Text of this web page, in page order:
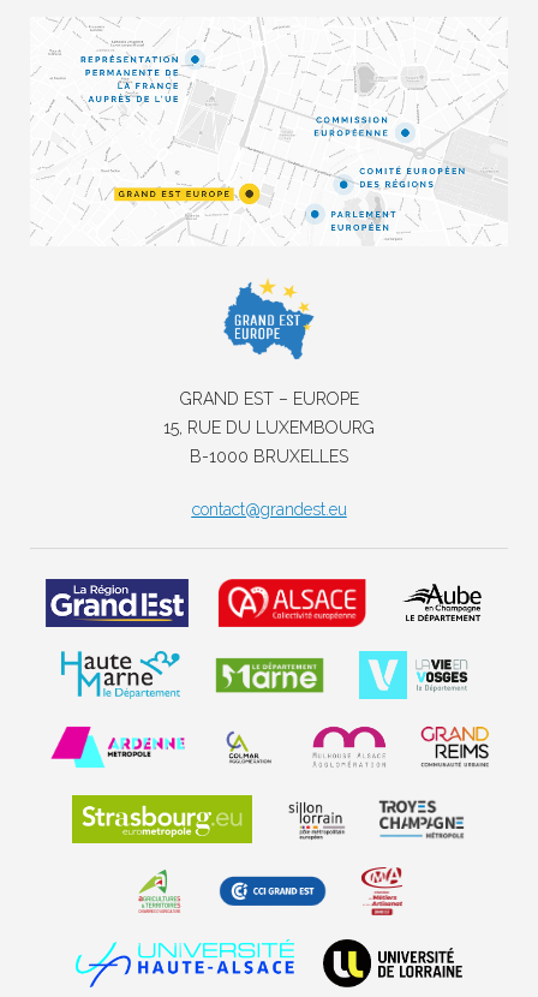
GRAND EST – EUROPE
15, RUE DU LUXEMBOURG
B-1000 BRUXELLES
contact@grandest.eu